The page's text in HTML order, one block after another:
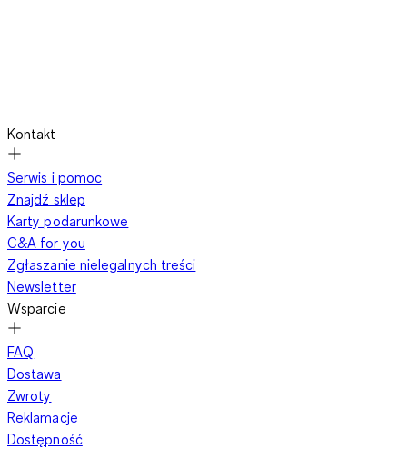
Kontakt
Serwis i pomoc
Znajdź sklep
Karty podarunkowe
C&A for you
Zgłaszanie nielegalnych treści
Newsletter
Wsparcie
FAQ
Dostawa
Zwroty
Reklamacje
Dostępność